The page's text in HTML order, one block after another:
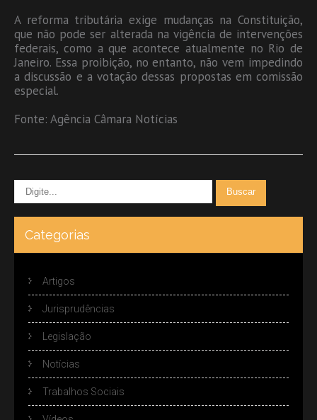
A reforma tributária exige mudanças na Constituição,
que não pode ser alterada na vigência de intervenções
federais, como a que acontece atualmente no Rio de
Janeiro. Essa proibição, no entanto, não vem impedindo
a discussão e a votação dessas propostas em comissão
especial.
Fonte: Agência Câmara Notícias
Categorias
Artigos
Jurisprudências
Legislação
Notícias
Trabalhos Sociais